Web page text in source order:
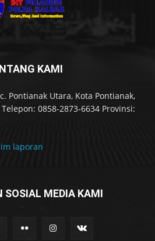
KAMI
Pontianak Utara, Kota Pontianak,
0858-2873-6634 Provinsi:
laporan
SOSIAL MEDIA KAMI